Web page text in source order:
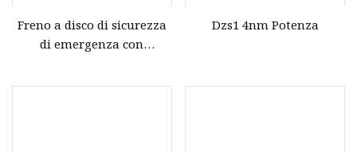
Freno a disco di sicurezza
di emergenza con
Dzs1 4nm Potenza